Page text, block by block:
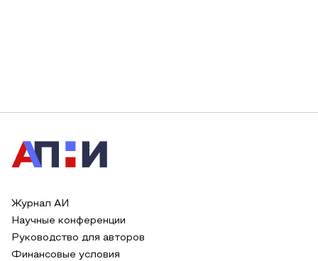
Журнал АИ
Научные конференции
Руководство для авторов
Финансовые условия